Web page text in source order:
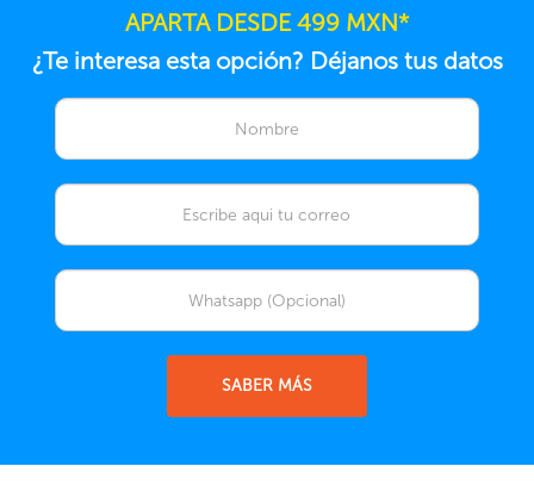
APARTA DESDE 499 MXN*
¿Te interesa esta opción? Déjanos tus datos
SABER MÁS